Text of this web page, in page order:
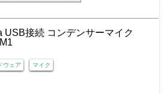
ウェア マイク